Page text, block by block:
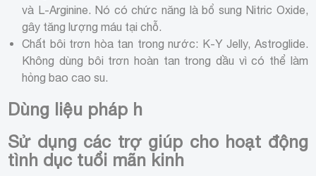
và L-Arginine. Nó có chức năng là bổ sung Nitric Oxide,
gây tăng lượng máu tại chỗ.
Chất bôi trơn hòa tan trong nước: K-Y Jelly, Astroglide.
Không dùng bôi trơn hoàn tan trong dầu vì có thể làm
hỏng bao cao su.
Dùng liệu pháp h
Sử dụng các trợ giúp cho hoạt động
tình dục tuổi mãn kinh